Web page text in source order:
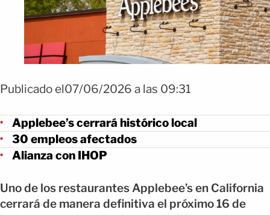
Publicado el07/06/2026 a las 09:31
Applebee’s cerrará histórico local
30 empleos afectados
Alianza con IHOP
Uno de los restaurantes Applebee’s en California
cerrará de manera definitiva el próximo 16 de